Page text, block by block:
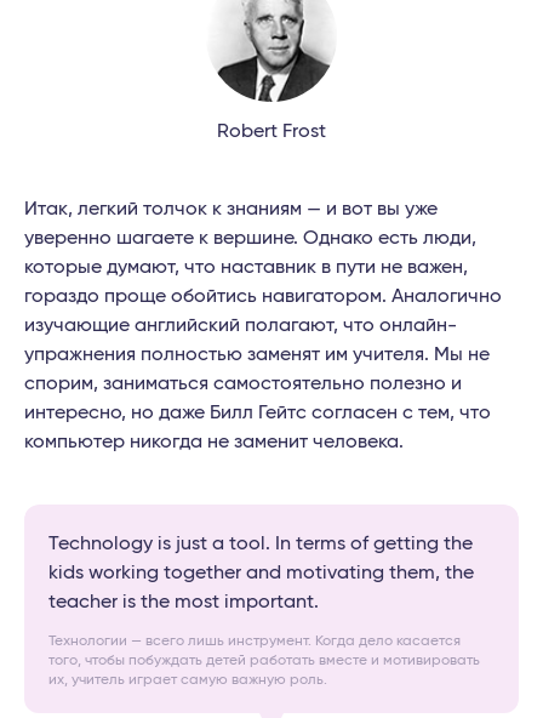
Robert Frost
Итак, легкий толчок к знаниям — и вот вы уже
уверенно шагаете к вершине. Однако есть люди,
которые думают, что наставник в пути не важен,
гораздо проще обойтись навигатором. Аналогично
изучающие английский полагают, что онлайн-
упражнения полностью заменят им учителя. Мы не
спорим, заниматься самостоятельно полезно и
интересно, но даже Билл Гейтс согласен с тем, что
компьютер никогда не заменит человека.
Technology is just a tool. In terms of getting the
kids working together and motivating them, the
teacher is the most important.
Технологии — всего лишь инструмент. Когда дело касается
того, чтобы побуждать детей работать вместе и мотивировать
их, учитель играет самую важную роль.